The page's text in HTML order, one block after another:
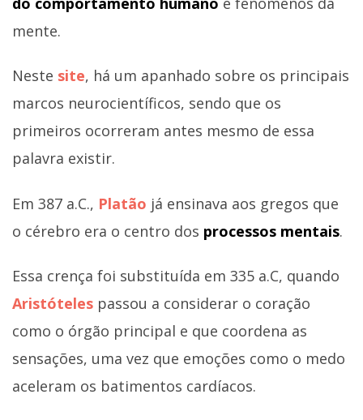
mente.
Neste site, há um apanhado sobre os principais
marcos neurocientíficos, sendo que os
primeiros ocorreram antes mesmo de essa
palavra existir.
Em 387 a.C., Platão já ensinava aos gregos que
o cérebro era o centro dos processos mentais.
Essa crença foi substituída em 335 a.C, quando
Aristóteles passou a considerar o coração
como o órgão principal e que coordena as
sensações, uma vez que emoções como o medo
aceleram os batimentos cardíacos.